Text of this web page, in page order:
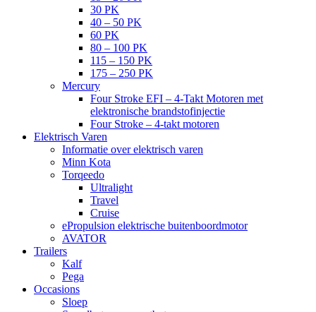
30 PK
40 – 50 PK
60 PK
80 – 100 PK
115 – 150 PK
175 – 250 PK
Mercury
Four Stroke EFI – 4-Takt Motoren met
elektronische brandstofinjectie
Four Stroke – 4-takt motoren
Elektrisch Varen
Informatie over elektrisch varen
Minn Kota
Torqeedo
Ultralight
Travel
Cruise
ePropulsion elektrische buitenboordmotor
AVATOR
Trailers
Kalf
Pega
Occasions
Sloep